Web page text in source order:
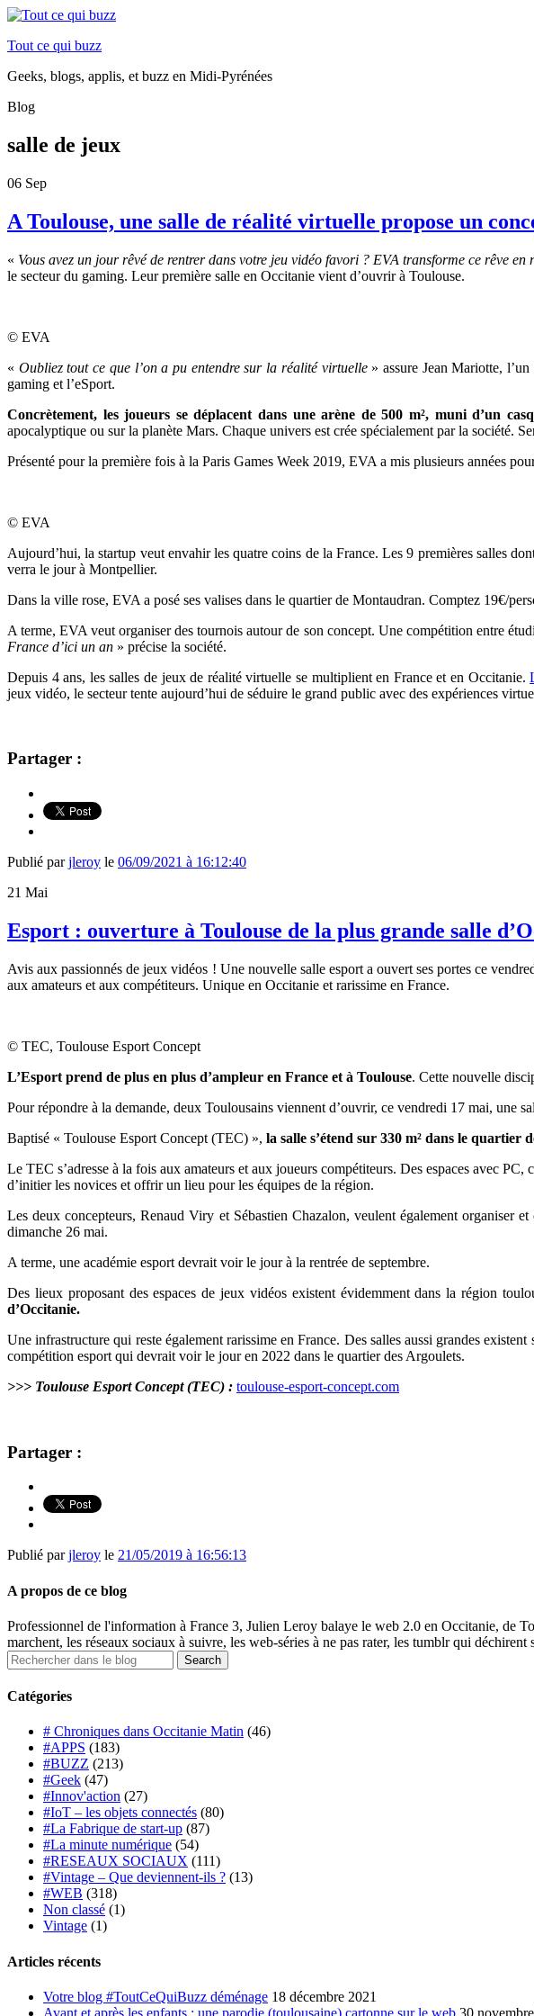
Tout ce qui buzz
Geeks, blogs, applis, et buzz en Midi-Pyrénées
Blog
salle de jeux
06 Sep
A Toulouse, une salle de réalité virtuelle propose un
« Vous avez un jour rêvé de rentrer dans votre jeu vidéo favori ? EVA transforme ce rêve en
le secteur du gaming. Leur première salle en Occitanie vient d’ouvrir à Toulouse.
© EVA
« Oubliez tout ce que l’on a pu entendre sur la réalité virtuelle» assure Jean Mariotte,
gaming et l’eSport.
Concrètement, les joueurs se déplacent dans une arène de 500 m², muni d’un
apocalyptique ou sur la planète Mars. Chaque univers est crée spécialement par la société.
Présenté pour la première fois à la Paris Games Week 2019, EVA a mis plusieurs années
© EVA
Aujourd’hui, la startup veut envahir les quatre coins de la France. Les 9 premières salles
verra le jour à Montpellier.
Dans la ville rose, EVA a posé ses valises dans le quartier de Montaudran. Comptez 19€/
A terme, EVA veut organiser des tournois autour de son concept. Une compétition entre
France d’ici un an » précise la société.
Depuis 4 ans, les salles de jeux de réalité virtuelle se multiplient en France et en Occitanie.
jeux vidéo, le secteur tente aujourd’hui de séduire le grand public avec des expériences
Partager :
Publié parjleroy le 06/09/2021 à 16:12:40
21 Mai
Esport : ouverture à Toulouse de la plus grande salle
Avis aux passionnés de jeux vidéos ! Une nouvelle salle esport a ouvert ses portes ce
aux amateurs et aux compétiteurs. Unique en Occitanie et rarissime en France.
© TEC, Toulouse Esport Concept
L’Esport prend de plus en plus d’ampleur en France et à Toulouse. Cette nouvelle
Pour répondre à la demande, deux Toulousains viennent d’ouvrir, ce vendredi 17 mai, une
Baptisé « Toulouse Esport Concept (TEC) », la salle s’étend sur 330 m² dans le quartier
Le TEC s’adresse à la fois aux amateurs et aux joueurs compétiteurs. Des espaces avec
d’initier les novices et offrir un lieu pour les équipes de la région.
Les deux concepteurs, Renaud Viry et Sébastien Chazalon, veulent également organiser
dimanche 26 mai.
A terme, une académie esport devrait voir le jour à la rentrée de septembre.
Des lieux proposant des espaces de jeux vidéos existent évidemment dans la région
d’Occitanie.
Une infrastructure qui reste également rarissime en France. Des salles aussi grandes
compétition esport qui devrait voir le jour en 2022 dans le quartier des Argoulets.
>>> Toulouse Esport Concept (TEC) : toulouse-esport-concept.com
Partager :
Publié parjleroy le 21/05/2019 à 16:56:13
A propos de ce blog
Professionnel de l'information à France 3, Julien Leroy balaye le web 2.0 en Occitanie, de
marchent, les réseaux sociaux à suivre, les web-séries à ne pas rater, les tumblr qui
Catégories
# Chroniques dans Occitanie Matin (46)
#APPS (183)
#BUZZ (213)
#Geek (47)
#Innov'action (27)
#IoT – les objets connectés (80)
#La Fabrique de start-up (87)
#La minute numérique (54)
#RESEAUX SOCIAUX (111)
#Vintage – Que deviennent-ils ? (13)
#WEB (318)
Non classé (1)
Vintage (1)
Articles récents
Votre blog #ToutCeQuiBuzz déménage 18 décembre 2021
Avant et après les enfants : une parodie (toulousaine) cartonne sur le web 30